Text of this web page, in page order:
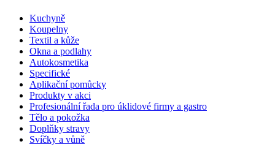
Kuchyně
Koupelny
Textil a kůže
Okna a podlahy
Autokosmetika
Specifické
Aplikační pomůcky
Produkty v akci
Profesionální řada pro úklidové firmy a gastro
Tělo a pokožka
Doplňky stravy
Svíčky a vůně